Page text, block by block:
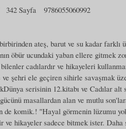
342 Sayfa 9786055060992
ateş, barut ve su kadar farklı
öbür ucundaki yaban ellere gitmek
cadılardır ve hikayeleri
ve şehri ele geçiren sihirle savaşmak
serisinin 12.kitabı ve Cadılar alt
masallardan alan ve mutlu
de komik.! "Hayal görmenin lüzumu
hikayeler sadece bitmek ister. Daha